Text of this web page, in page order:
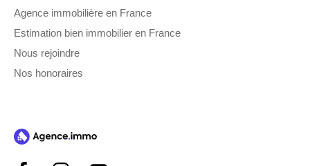
Agence immobilière en France
Estimation bien immobilier en France
Nous rejoindre
Nos honoraires